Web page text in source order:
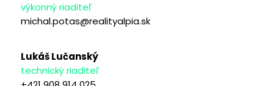
výkonný riaditeľ
michal.potas@realityalpia.sk
Lukáš Lučanský
technický riaditeľ